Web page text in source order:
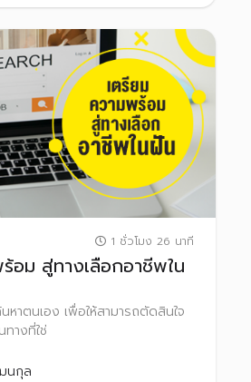
1 ชั่วโมง 26 นาที
อม สู่ทางเลือกอาชีพใน
หาตนเอง เพื่อให้สามารถตัดสินใจ
ทางที่ใช่
นกุล